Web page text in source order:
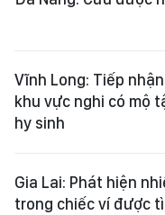
Vĩnh Long: Tiếp
khu vực nghi có mộ
hy sinh
Gia Lai: Phát hiện
trong chiếc ví được